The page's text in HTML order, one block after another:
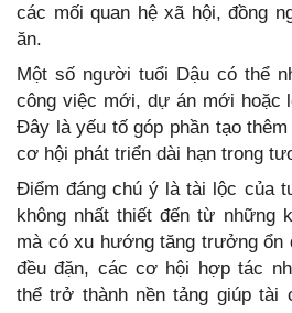
các mối quan hệ xã hội, đồng
ăn.
Một số người tuổi Dậu có thể
công việc mới, dự án mới hoặc
Đây là yếu tố góp phần tạo
cơ hội phát triển dài hạn trong
Điểm đáng chú ý là tài lộc của
không nhất thiết đến từ những
mà có xu hướng tăng trưởng ổn
đều đặn, các cơ hội hợp tác
thể trở thành nền tảng giúp tài